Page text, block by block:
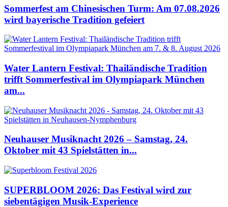
Sommerfest am Chinesischen Turm: Am 07.08.2026
wird bayerische Tradition gefeiert
Water Lantern Festival: Thailändische Tradition
trifft Sommerfestival im Olympiapark München
am...
Neuhauser Musiknacht 2026 – Samstag, 24.
Oktober mit 43 Spielstätten in...
SUPERBLOOM 2026: Das Festival wird zur
siebentägigen Musik-Experience